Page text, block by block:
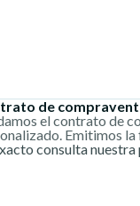
de
el contrato de
Emitimos
consulta nuestra